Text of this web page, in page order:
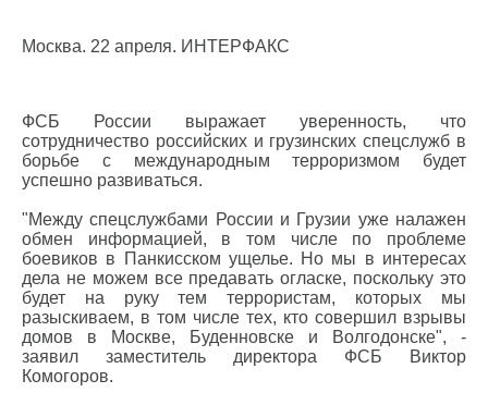
Москва. 22 апреля. ИНТЕРФАКС
ФСБ России выражает уверенность, что
сотрудничество российских и грузинских спецслужб в
борьбе с международным терроризмом будет
успешно развиваться.
"Между спецслужбами России и Грузии уже налажен
обмен информацией, в том числе по проблеме
боевиков в Панкисском ущелье. Но мы в интересах
дела не можем все предавать огласке, поскольку это
будет на руку тем террористам, которых мы
разыскиваем, в том числе тех, кто совершил взрывы
домов в Москве, Буденновске и Волгодонске", -
заявил заместитель директора ФСБ Виктор
Комогоров.